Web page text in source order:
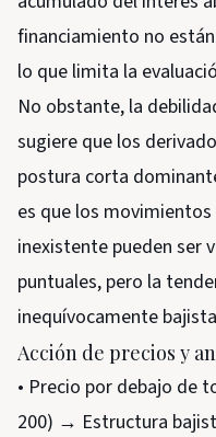
financiamiento no
lo que limita la
No obstante, la
sugiere que los
postura corta
es que los
inexistente pueden ser
puntuales, pero la
inequívocamente
Acción de precios y
• Precio por debajo de
200) → Estructura